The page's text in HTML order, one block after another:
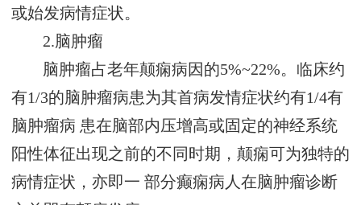
或始发病情症状。
2.脑肿瘤
脑肿瘤占老年颠痫病因的5%~22%。临床约
有1/3的脑肿瘤病患为其首病发情症状约有1/4有
脑肿瘤病 患在脑部内压增高或固定的神经系统
阳性体征出现之前的不同时期，颠痫可为独特的
病情症状，亦即一 部分癫痫病人在脑肿瘤诊断